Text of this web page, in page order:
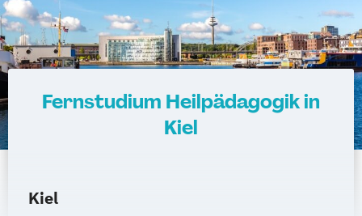
Fernstudium Heilpädagogik in
Kiel
Kiel